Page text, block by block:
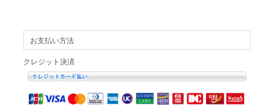
お支払い方法
クレジット決済